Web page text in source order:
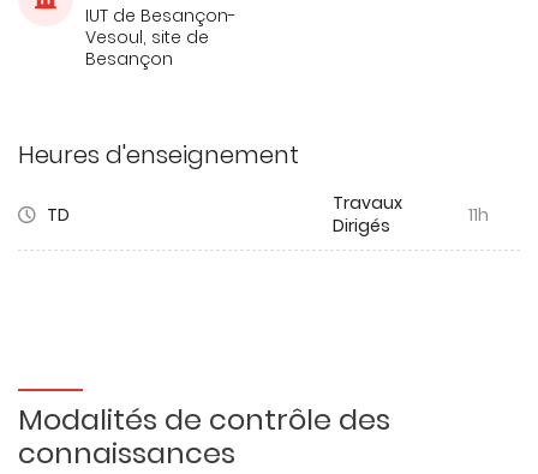
IUT de Besançon-
Vesoul, site de
Besançon
Heures d'enseignement
TD
Travaux
Dirigés
11h
Modalités de contrôle des
connaissances